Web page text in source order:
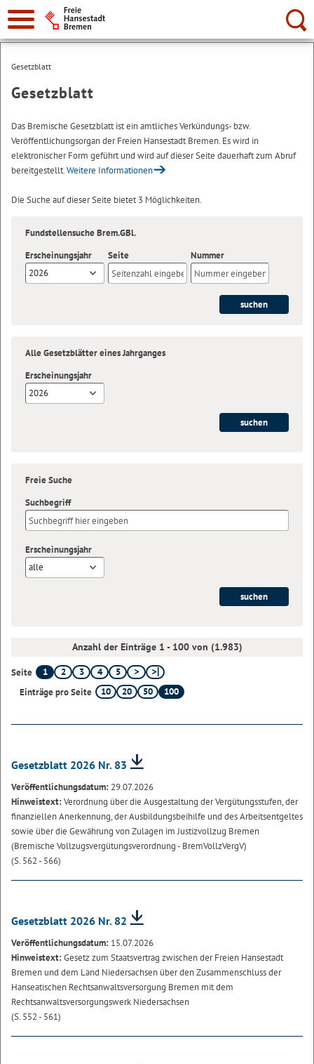
Suche:
Gesetzblatt
Gesetzblatt
Das Bremische Gesetzblatt ist ein amtliches Verkündungs- bzw.
Veröffentlichungsorgan der Freien Hansestadt Bremen. Es wird in
elektronischer Form geführt und wird auf dieser Seite dauerhaft zum Abruf
bereitgestellt.Weitere Informationen
Die Suche auf dieser Seite bietet 3 Möglichkeiten.
Fundstellensuche Brem.GBl.
Erscheinungsjahr
2026
Seite Nummer
Alle Gesetzblätter eines Jahrganges
Erscheinungsjahr
2026
Freie Suche
Suchbegriff
Erscheinungsjahr
alle
Anzahl der Einträge 1 - 100 von (1.983)
Seite 1 2 3 4
5
Einträge pro Seite
10 20 50 100
Gesetzblatt 2026 Nr. 83
Veröffentlichungsdatum: 29.07.2026
Hinweistext:Verordnung über die Ausgestaltung der Vergütungsstufen, der
finanziellen Anerkennung, der Ausbildungsbeihilfe und des Arbeitsentgeltes
sowie über die Gewährung von Zulagen im Justizvollzug Bremen
(Bremische Vollzugsvergütungsverordnung - BremVollzVergV)
(S. 562 - 566)
Gesetzblatt 2026 Nr. 82
Veröffentlichungsdatum: 15.07.2026
Hinweistext:Gesetz zum Staatsvertrag zwischen der Freien Hansestadt
Bremen und dem Land Niedersachsen über den Zusammenschluss der
Hanseatischen Rechtsanwaltsversorgung Bremen mit dem
Rechtsanwaltsversorgungswerk Niedersachsen
(S. 552 - 561)